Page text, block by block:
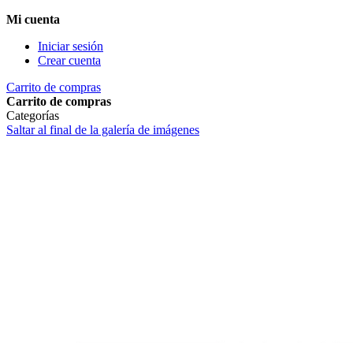
Mi cuenta
Iniciar sesión
Crear cuenta
Carrito de compras
Carrito de compras
Categorías
Saltar al final de la galería de imágenes